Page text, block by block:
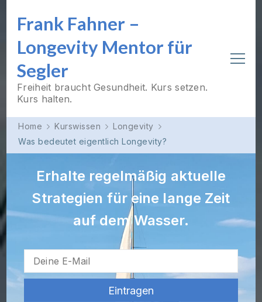
Frank Fahner –
Longevity Mentor für
Segler
Freiheit braucht Gesundheit. Kurs setzen.
Kurs halten.
Home Kurswissen
Longevity
Was bedeutet eigentlich Longevity?
Erhalte regelmäßig aktuelle
Strategien für eine lange Zeit
auf dem Wasser.